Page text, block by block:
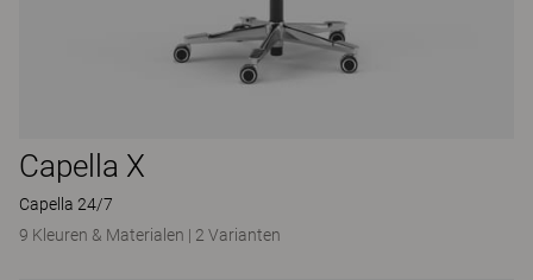
Capella X
Capella 24/7
9 Kleuren & Materialen | 2 Varianten